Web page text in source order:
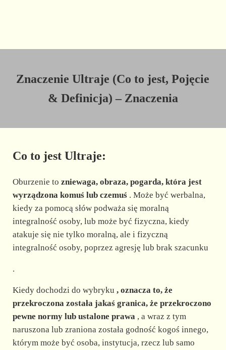
Znaczenie Ultraje (Co to jest, Pojęcie
& Definicja) – Znaczenia
Co to jest Ultraje:
Oburzenie to zniewaga, obraza, pogarda, która jest
wyrządzona komuś lub czemuś. Może być werbalna,
kiedy za pomocą słów podważa się moralną
integralność osoby, lub może być fizyczna, kiedy
atakuje się nie tylko moralną, ale i fizyczną
integralność osoby, poprzez agresję lub brak szacunku
.
Kiedy dochodzi do wybryku , oznacza to, że
przekroczona została jakaś granica, że przekroczono
pewne normy lub ustalone prawa, a wraz z tym
naruszona lub zraniona została godność kogoś innego,
którym może być osoba, instytucja, rzecz lub samo